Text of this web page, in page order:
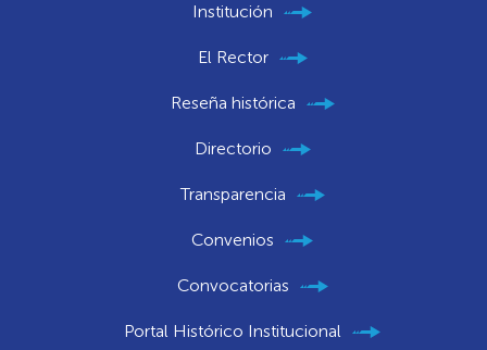
Institución
El Rector
Reseña histórica
Directorio
Transparencia
Convenios
Convocatorias
Portal Histórico Institucional